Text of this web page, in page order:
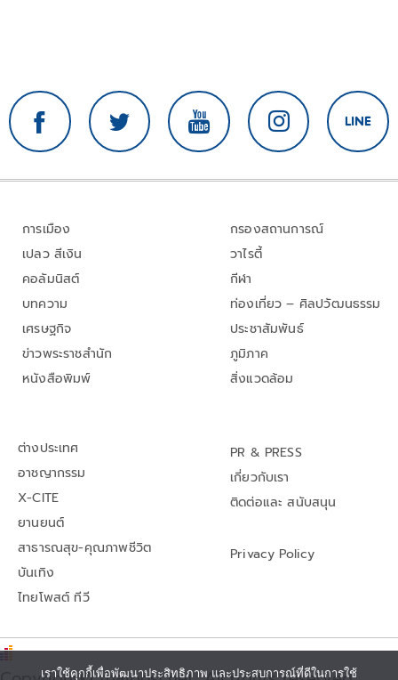
การเมือง
เปลว สีเงิน
คอลัมนิสต์
บทความ
เศรษฐกิจ
ข่าวพระราชสำนัก
หนังสือพิมพ์
กรองสถานการณ์
วาไรตี้
กีฬา
ท่องเที่ยว – ศิลปวัฒนธรรม
ประชาสัมพันธ์
ภูมิภาค
สิ่งแวดล้อม
ต่างประเทศ
อาชญากรรม
X-CITE
ยานยนต์
สาธารณสุข-คุณภาพชีวิต
บันเทิง
ไทยโพสต์ ทีวี
PR & PRESS
เกี่ยวกับเรา
ติดต่อและ สนับสนุน
Privacy Policy
เราใช้คุกกี้เพื่อพัฒนาประสิทธิภาพ และประสบการณ์ที่ดีในการใช้